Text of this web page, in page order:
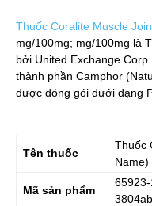
Thuốc Coralite Muscle
mg/100mg; mg/100mg là
bởi United Exchange
thành phần Camphor
được đóng gói dưới dạng
Tên thuốc
Thuốc
Name)
Mã sản phẩm